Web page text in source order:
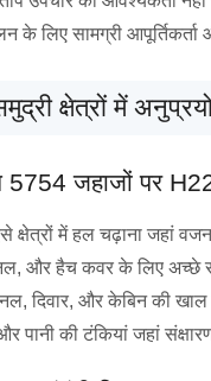
लिए सामग्री आपूर्तिकर्ता
क्षेत्रों में
5754 जहाजों पर
ऐसे क्षेत्रों में हल चढ़ाना
और हैच कवर के लिए अच्छे
दिवार, और केबिन की खाल
पानी की टंकियां जहां